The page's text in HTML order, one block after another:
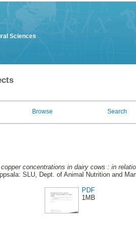
Sciences
Browse Search
concentrations in dairy cows : in
SLU, Dept. of Animal Nutrition and
PDF
1MB